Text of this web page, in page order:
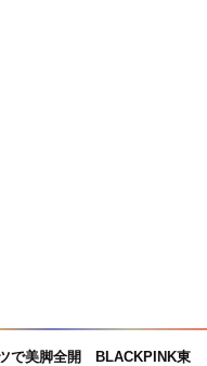
で美脚全開 BLACKPINK東